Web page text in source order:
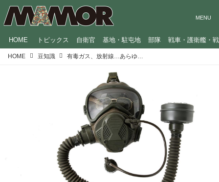
HOME トピックス 自衛官 基地・駐屯地 部隊 戦車・護衛艦・
HOME 豆知識